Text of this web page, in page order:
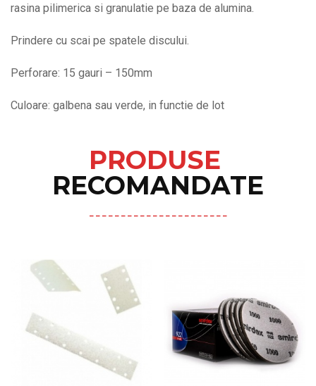
rasina pilimerica si granulatie pe baza de alumina.
Prindere cu scai pe spatele discului.
Perforare: 15 gauri – 150mm
Culoare: galbena sau verde, in functie de lot
PRODUSE
RECOMANDATE